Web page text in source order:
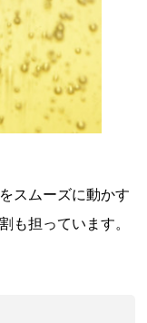
スムーズに動かす
も担っています。